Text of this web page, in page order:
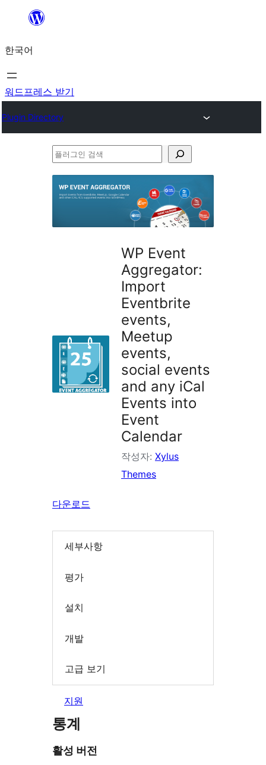
츠
로
바
가
한국어
워드프레스 받기
Plugin Directory
플
그
검
WP Event
Aggregator:
Import
Eventbrite
events,
Meetup
events,
social events
and any iCal
Events into
Event
Calendar
작성자: Xylus
Themes
다운로드
세부사항
평가
설치
개발
고급 보기
지원
통계
활성 버전